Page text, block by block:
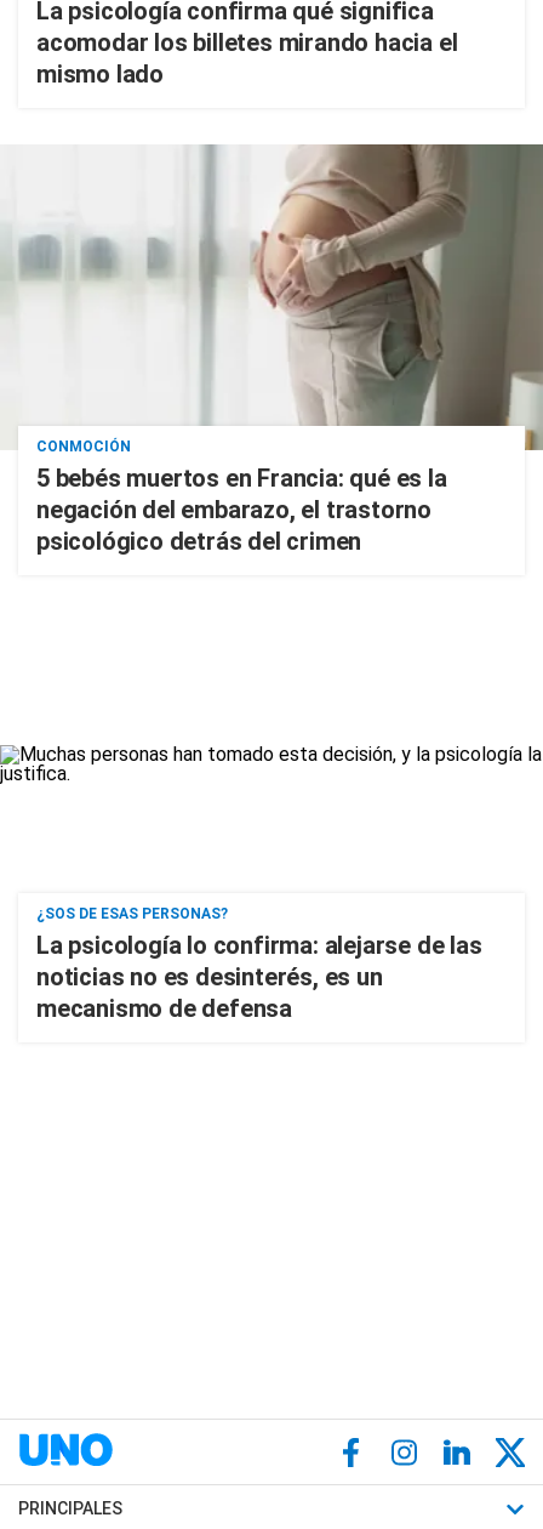
La psicología confirma qué significa
acomodar los billetes mirando hacia el
mismo lado
CONMOCIÓN
5 bebés muertos en Francia: qué es la
negación del embarazo, el trastorno
psicológico detrás del crimen
¿SOS DE ESAS PERSONAS?
La psicología lo confirma: alejarse de las
noticias no es desinterés, es un
mecanismo de defensa
PRINCIPALES